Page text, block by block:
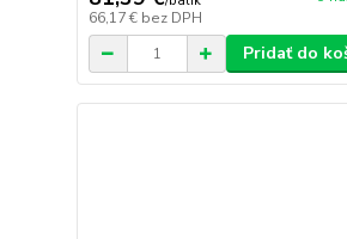
66,17 € bez DPH
Pridať do